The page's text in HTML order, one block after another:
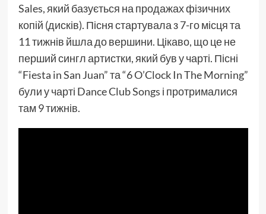
Sales, який базується на продажах фізичних
копій (дисків). Пісня стартувала з 7-го місця та
11 тижнів йшла до вершини. Цікаво, що це не
перший сингл артистки, який був у чарті. Пісні
“Fiesta in San Juan” та “6 O’Clock In The Morning”
були у чарті Dance Club Songs і протрималися
там 9 тижнів.